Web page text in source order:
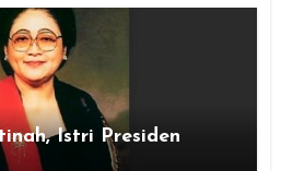
Istri Presiden